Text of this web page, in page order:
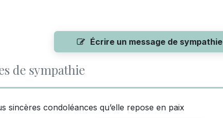
Écrire un message de sympathie
de sympathie
sincères condoléances qu’elle repose en paix